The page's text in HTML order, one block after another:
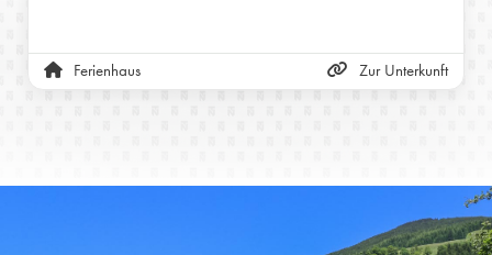
Ihren Wohlfühlurlaub in Viehhofen im Ferienhaus
Sportchalet 11 verschiedene Ferienwohnungen mit
Ferienhaus Zur Unterkunft